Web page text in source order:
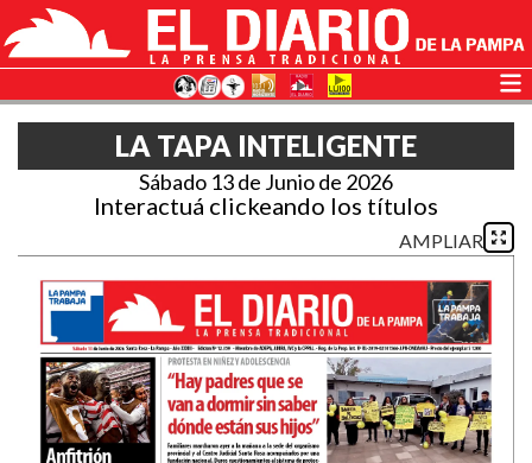
LA TAPA INTELIGENTE
Sábado 13 de Junio de 2026
Interactuá clickeando los títulos
AMPLIAR